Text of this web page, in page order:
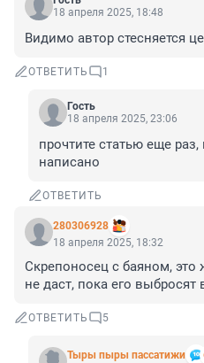
18 апреля 2025, 18:48
Видимо автор стесняется
ОТВЕТИТЬ 1
Гость
18 апреля 2025, 23:06
прочтите статью еще
написано
ОТВЕТИТЬ
280306928
18 апреля 2025, 18:32
Скрепоносец с баяном, это
не даст, пока его выбросят
ОТВЕТИТЬ 5
Тыры пыры пассатижи